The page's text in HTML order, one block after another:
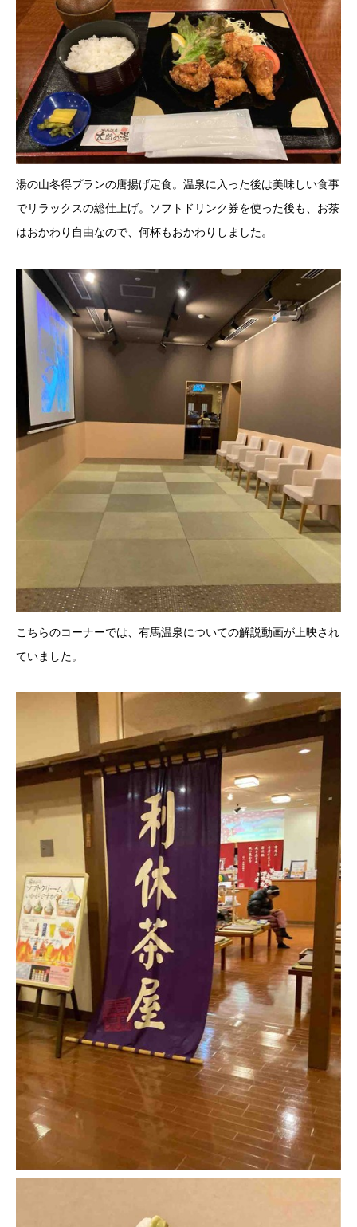
湯の山冬得プランの唐揚げ定食。温泉に入った後は美味しい食事
でリラックスの総仕上げ。ソフトドリンク券を使った後も、お茶
はおかわり自由なので、何杯もおかわりしました。
こちらのコーナーでは、有馬温泉についての解説動画が上映され
ていました。